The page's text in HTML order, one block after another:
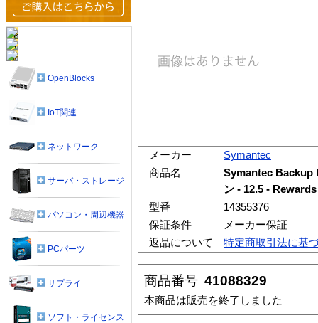
メーカー
Symantec
商品名
Symantec Backup
ン - 12.5 -
型番
14355376
保証条件
メーカー保証
返品について
特定商取引法に基
商品番号 41088329
本商品は販売を終了しました
OpenBlocks
IoT関連
ネットワーク
サーバ・ストレージ
パソコン・周辺機器
PCパーツ
サプライ
ソフト・ライセンス